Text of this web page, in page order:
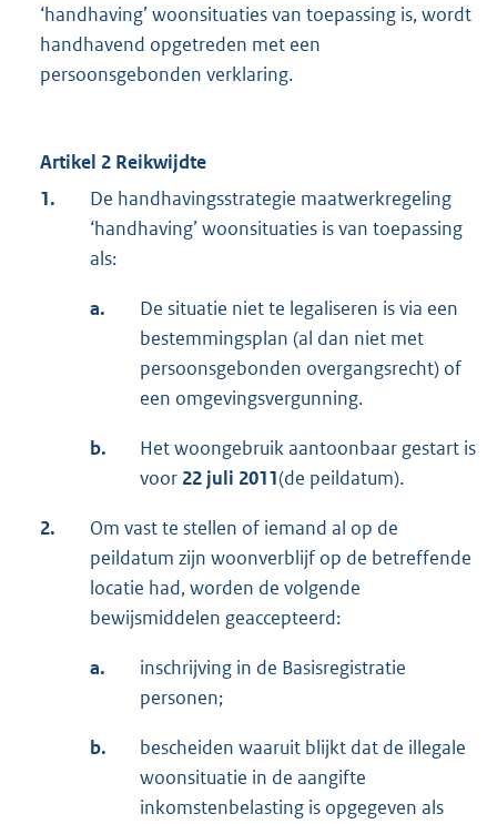
‘handhaving’ woonsituaties van toepassing is, wordt
handhavend opgetreden met een
persoonsgebonden verklaring.
Artikel 2 Reikwijdte
1.
De handhavingsstrategie maatwerkregeling
‘handhaving’ woonsituaties is van toepassing
als:
a.
De situatie niet te legaliseren is via een
bestemmingsplan (al dan niet met
persoonsgebonden overgangsrecht) of
een omgevingsvergunning.
b.
Het woongebruik aantoonbaar gestart is
voor 22 juli 2011(de peildatum).
2.
Om vast te stellen of iemand al op de
peildatum zijn woonverblijf op de betreffende
locatie had, worden de volgende
bewijsmiddelen geaccepteerd:
a.
inschrijving in de Basisregistratie
personen;
b.
bescheiden waaruit blijkt dat de illegale
woonsituatie in de aangifte
inkomstenbelasting is opgegeven als